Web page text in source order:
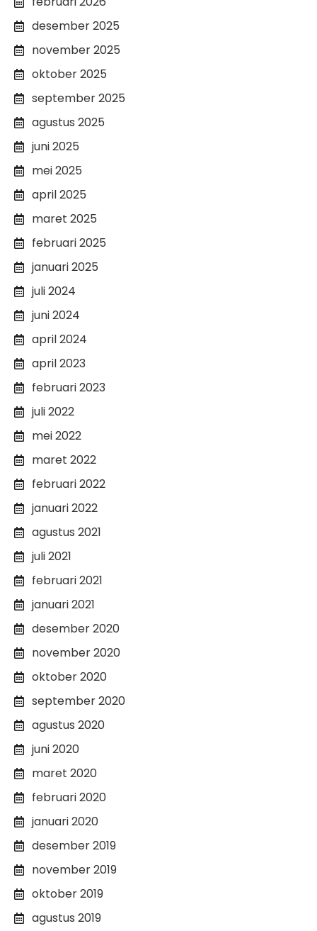
desember 2025
november 2025
oktober 2025
september 2025
agustus 2025
juni 2025
mei 2025
april 2025
maret 2025
februari 2025
januari 2025
juli 2024
juni 2024
april 2024
april 2023
februari 2023
juli 2022
mei 2022
maret 2022
februari 2022
januari 2022
agustus 2021
juli 2021
februari 2021
januari 2021
desember 2020
november 2020
oktober 2020
september 2020
agustus 2020
juni 2020
maret 2020
februari 2020
januari 2020
desember 2019
november 2019
oktober 2019
agustus 2019